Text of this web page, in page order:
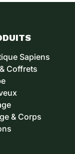
Sapiens
Coffrets
& Corps